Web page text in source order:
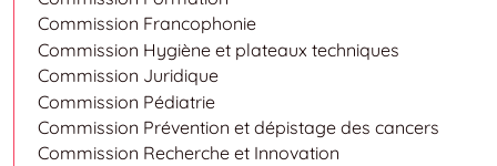
Commission Francophonie
Commission Hygiène et plateaux techniques
Commission Juridique
Commission Pédiatrie
Commission Prévention et dépistage des cancers
Commission Recherche et Innovation